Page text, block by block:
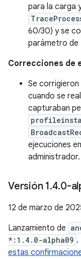
para la carga
60/30) y se
parámetro de
Correcciones de
Se corrigieron
cuando se
capturaban
ejecuciones
Versión 1.4.0-
12 de marzo de
Lanzamiento de
*:1.4.0-alpha09 .
estas